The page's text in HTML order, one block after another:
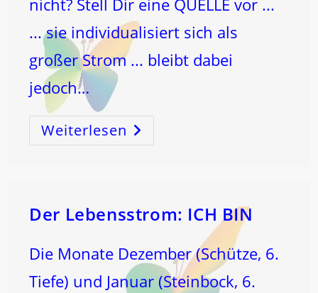
nicht? Stell Dir eine QUELLE vor ...
... sie individualisiert sich als
großer Strom ... bleibt dabei
jedoch…
Weiterlesen LICHT
Und
Der Lebensstrom: ICH BIN
Die Monate Dezember (Schütze, 6.
Tiefe) und Januar (Steinbock, 6.